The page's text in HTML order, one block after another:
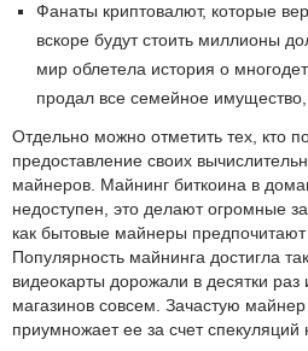
Фанаты криптовалют, которые
вскоре будут стоить миллионы
мир облетела история о
продал все семейное имущество,
Отдельно можно отметить тех, кто
предоставление своих
майнеров. Майнинг биткоина в
недоступен, это делают огромные
как бытовые майнеры предпочитают
Популярность майнинга достигла
видеокарты дорожали в десятки
магазинов совсем. Зачастую
приумножает ее за счет спекуляций